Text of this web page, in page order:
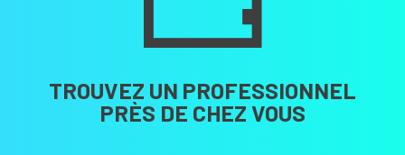
TROUVEZ UN PROFESSIONNEL
PRÈS DE CHEZ VOUS